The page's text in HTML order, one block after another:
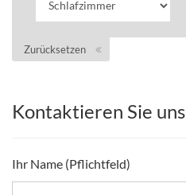
Zurücksetzen
Kontaktieren Sie uns
Ihr Name (Pflichtfeld)